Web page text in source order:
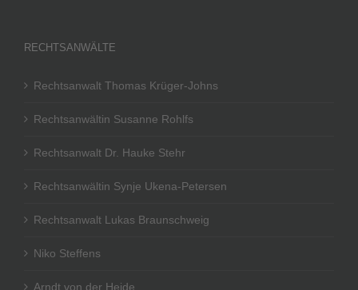
RECHTSANWÄLTE
Rechtsanwalt Thomas Krüger-Johns
Rechtsanwältin Susanne Rohlfs
Rechtsanwalt Dr. Hauke Stehr
Rechtsanwältin Synje Ukena-Petersen
Rechtsanwalt Lukas Braunschweig
Niko Steffens
Arndt von der Heide